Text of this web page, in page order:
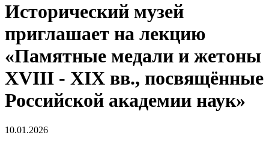
Исторический музей
приглашает на лекцию
«Памятные медали и жетоны
XVIII - XIX вв., посвящённые
Российской академии наук»
10.01.2026